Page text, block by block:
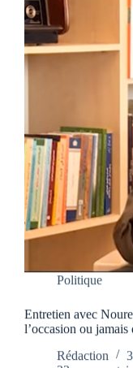
Politique
Entretien avec
l’occasion ou jamais
Rédaction